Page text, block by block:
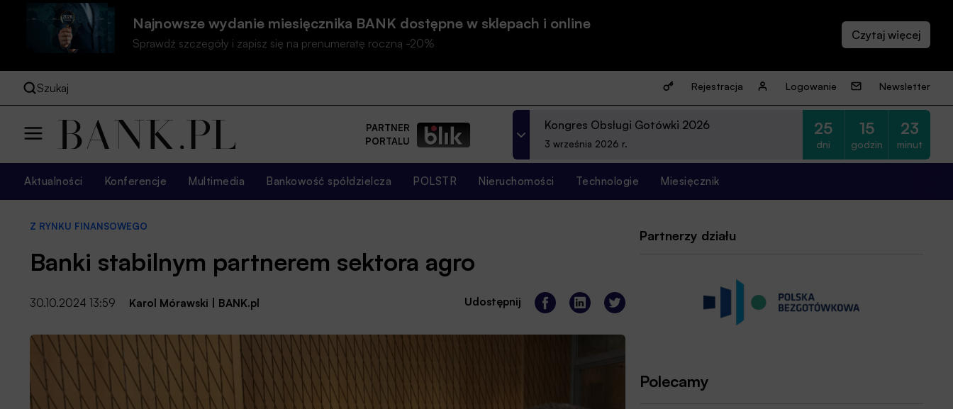
Najnowsze wydanie miesięcznika BANK dostępne w sklepach i online
Sprawdź szczegóły i zapisz się na prenumeratę roczną -20%
Szukaj Rejestracja Logowanie Newsletter
PARTNER
PORTALU
Kongres Obsługi Gotówki 2026
3 września 2026 r.
25
dni
15
godzin
23
minut
Aktualności Konferencje Multimedia Bankowość spółdzielcza POLSTR Nieruchomości Technologie Miesięcznik
Z RYNKU FINANSOWEGO
Banki stabilnym partnerem sektora agro
30.10.2024 13:59 Karol Mórawski BANK.pl Udostępnij
Partnerzy działu
Polecamy